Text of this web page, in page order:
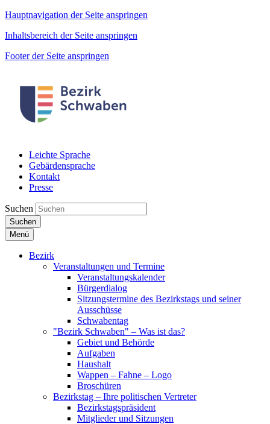
Hauptnavigation der Seite anspringen
Inhaltsbereich der Seite anspringen
Footer der Seite anspringen
Leichte Sprache
Gebärdensprache
Kontakt
Presse
Suchen
Suchen
Menü
Bezirk
Veranstaltungen und Termine
Veranstaltungskalender
Bürgerdialog
Sitzungstermine des Bezirkstags und seiner
Ausschüsse
Schwabentag
"Bezirk Schwaben" – Was ist das?
Gebiet und Behörde
Aufgaben
Haushalt
Wappen – Fahne – Logo
Broschüren
Bezirkstag – Ihre politischen Vertreter
Bezirkstagspräsident
Mitglieder und Sitzungen